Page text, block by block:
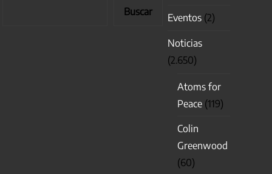
Buscar
Eventos (2)
Noticias
(2.650)
Atoms for
Peace (119)
Colin
Greenwood
(60)